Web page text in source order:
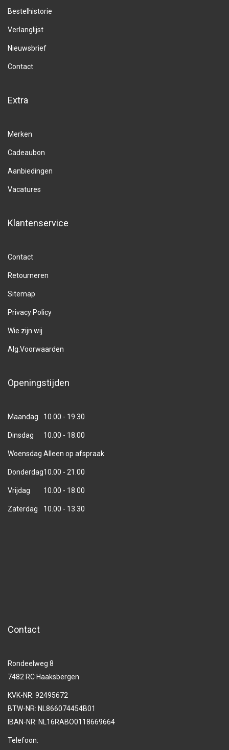
Bestelhistorie
Verlanglijst
Nieuwsbrief
Contact
Extra
Merken
Cadeaubon
Aanbiedingen
Vacatures
Klantenservice
Contact
Retourneren
Sitemap
Privacy Policy
Wie zijn wij
Alg.Voorwaarden
Openingstijden
Maandag 10.00 - 19.30
Dinsdag 10.00 - 18.00
Woensdag Alleen op afspraak
Donderdag10.00 - 21.00
Vrijdag 10.00 - 18.00
Zaterdag 10.00 - 13.30
Contact
Rondeelweg 8
7482 RC Haaksbergen
KVK-NR: 92495672
BTW-NR: NL866074454B01
IBAN-NR: NL16RABO0118669664
Telefoon: